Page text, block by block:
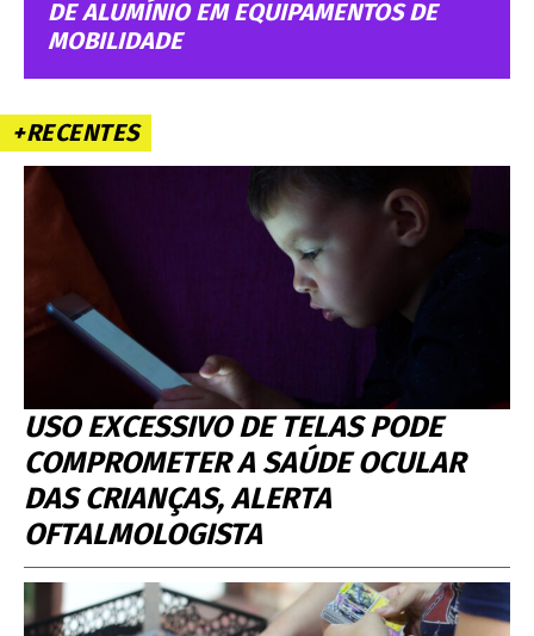
DE ALUMÍNIO EM EQUIPAMENTOS DE
MOBILIDADE
+RECENTES
USO EXCESSIVO DE TELAS PODE
COMPROMETER A SAÚDE OCULAR
DAS CRIANÇAS, ALERTA
OFTALMOLOGISTA